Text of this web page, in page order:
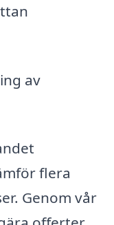
av
flera
Genom vår